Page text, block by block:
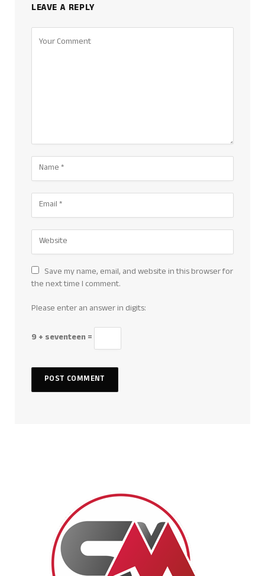
LEAVE A REPLY
Save my name, email, and website in this browser for
the next time I comment.
Please enter an answer in digits:
9 + seventeen =